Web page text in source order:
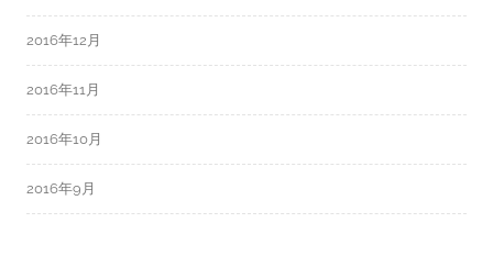
2016年12月
2016年11月
2016年10月
2016年9月